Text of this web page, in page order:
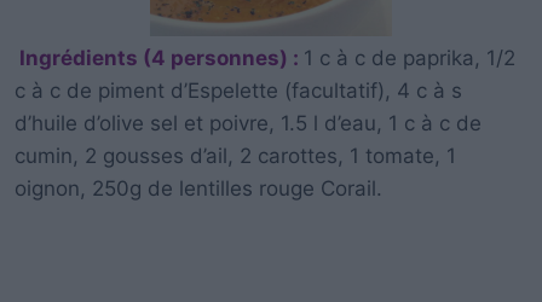
Ingrédients (4 personnes) : 1 c à c de paprika, 1/2
c à c de piment d’Espelette (facultatif), 4 c à s
d’huile d’olive sel et poivre, 1.5 l d’eau, 1 c à c de
cumin, 2 gousses d’ail, 2 carottes, 1 tomate, 1
oignon, 250g de lentilles rouge Corail.